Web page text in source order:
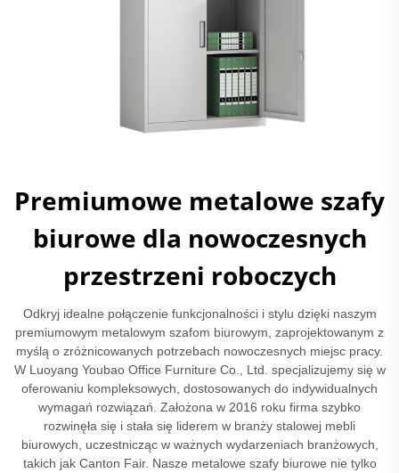
Premiumowe metalowe szafy
biurowe dla nowoczesnych
przestrzeni roboczych
Odkryj idealne połączenie funkcjonalności i stylu dzięki naszym
premiumowym metalowym szafom biurowym, zaprojektowanym z
myślą o zróżnicowanych potrzebach nowoczesnych miejsc pracy.
W Luoyang Youbao Office Furniture Co., Ltd. specjalizujemy się w
oferowaniu kompleksowych, dostosowanych do indywidualnych
wymagań rozwiązań. Założona w 2016 roku firma szybko
rozwinęła się i stała się liderem w branży stalowej mebli
biurowych, uczestnicząc w ważnych wydarzeniach branżowych,
takich jak Canton Fair. Nasze metalowe szafy biurowe nie tylko